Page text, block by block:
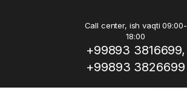
Call center, ish vaqti 09:00-
18:00
+99893 3816699,
+99893 3826699